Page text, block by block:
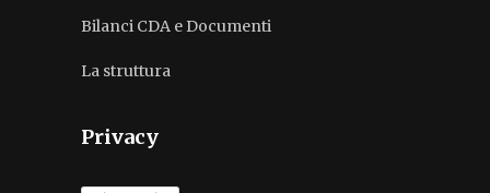
Bilanci CDA e Documenti
La struttura
Privacy